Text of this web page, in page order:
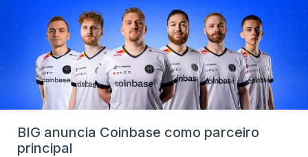
BIG anuncia Coinbase como parceiro
principal